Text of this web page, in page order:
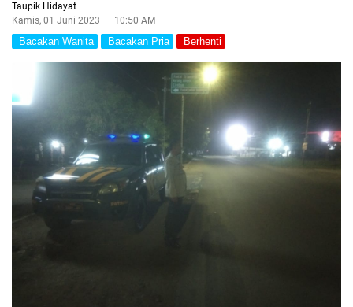
Taupik Hidayat
Kamis, 01 Juni 2023
10:50 AM
Bacakan Wanita Bacakan Pria Berhenti